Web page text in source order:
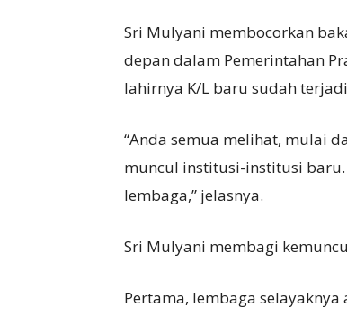
Sri Mulyani membocorkan
depan dalam Pemerintahan
lahirnya K/L baru sudah
“Anda semua melihat, mulai
muncul institusi-institusi
lembaga,” jelasnya.
Sri Mulyani membagi
Pertama, lembaga